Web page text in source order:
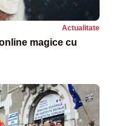
Actualitate
magice cu